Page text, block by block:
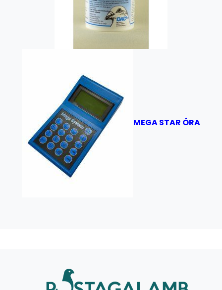
MEGA STAR ÓRA